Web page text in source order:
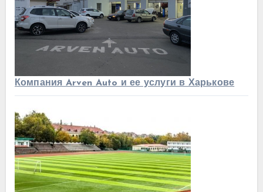
Компания Arven Auto и ее услуги в Харькове